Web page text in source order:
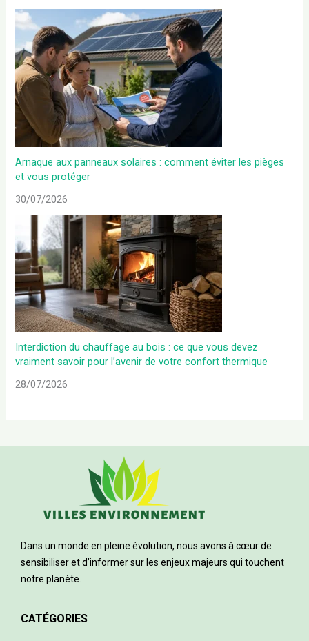
Arnaque aux panneaux solaires : comment éviter les pièges
et vous protéger
30/07/2026
Interdiction du chauffage au bois : ce que vous devez
vraiment savoir pour l’avenir de votre confort thermique
28/07/2026
Dans un monde en pleine évolution, nous avons à cœur de
sensibiliser et d’informer sur les enjeux majeurs qui touchent
notre planète.
CATÉGORIES